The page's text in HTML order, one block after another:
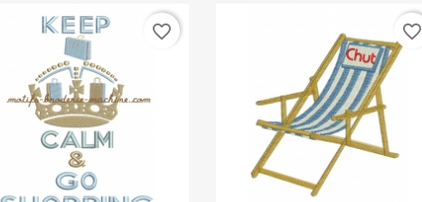
favorite_border favorite_border